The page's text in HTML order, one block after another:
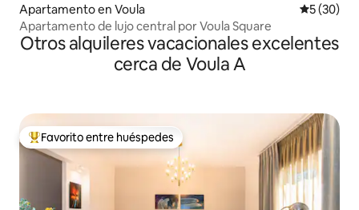
Apartamento en Voula
5 (30)
Apartamento de lujo central por Voula Square
Otros alquileres vacacionales excelentes
cerca de Voula A
Favorito entre huéspedes preferido
Favorito entre huéspedes